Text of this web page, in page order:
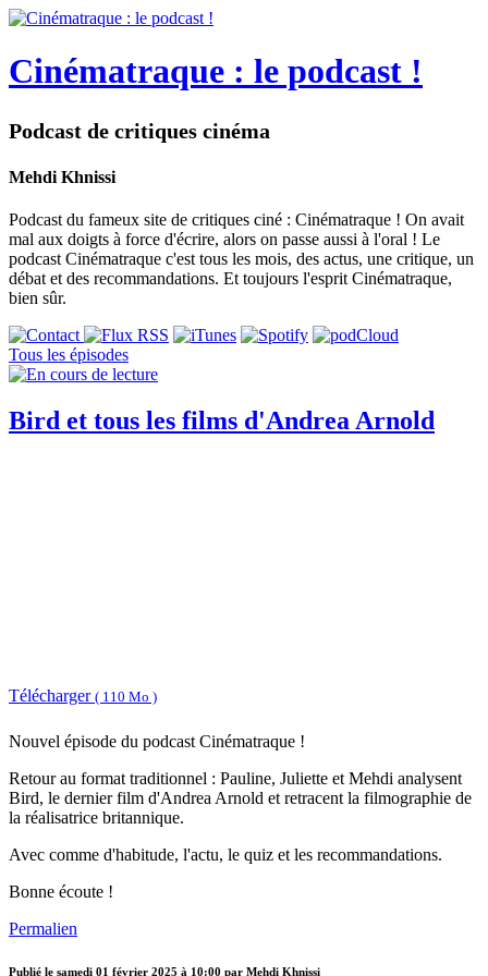
Cinématraque : le podcast !
Podcast de critiques cinéma
Mehdi Khnissi
Podcast du fameux site de critiques ciné : Cinématraque ! On avait
mal aux doigts à force d'écrire, alors on passe aussi à l'oral ! Le
podcast Cinématraque c'est tous les mois, des actus, une critique, un
débat et des recommandations. Et toujours l'esprit Cinématraque,
bien sûr.
Tous les épisodes
Bird et tous les films d'Andrea Arnold
Télécharger ( 110 Mo )
Nouvel épisode du podcast Cinématraque !
Retour au format traditionnel : Pauline, Juliette et Mehdi analysent
Bird, le dernier film d'Andrea Arnold et retracent la filmographie de
la réalisatrice britannique.
Avec comme d'habitude, l'actu, le quiz et les recommandations.
Bonne écoute !
Permalien
Publié le samedi 01 février 2025 à 10:00 par Mehdi Khnissi